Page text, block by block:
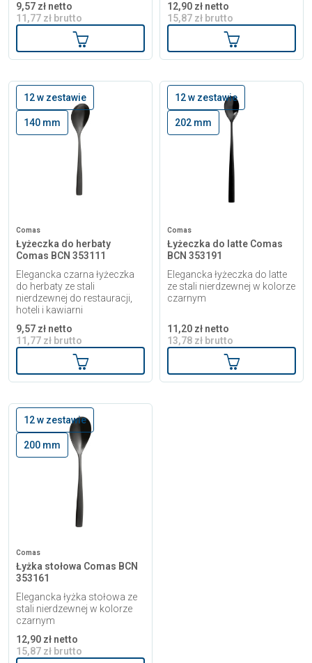
9,57 zł netto
11,77 zł brutto
Dodaj do koszyka
12,90 zł netto
15,87 zł brutto
Dodaj do
12 w zestawie
140 mm
Comas
Łyżeczka do herbaty
Comas BCN 353111
Elegancka czarna łyżeczka
do herbaty ze stali
nierdzewnej do restauracji,
hoteli i kawiarni
9,57 zł netto
11,77 zł brutto
Dodaj do koszyka
12 w zestawie
202 mm
Comas
Łyżeczka do latte Comas
BCN 353191
Elegancka łyżeczka do latte
ze stali nierdzewnej w kolorze
czarnym
11,20 zł netto
13,78 zł brutto
Dodaj do
12 w zestawie
200 mm
Comas
Łyżka stołowa Comas BCN
353161
Elegancka łyżka stołowa ze
stali nierdzewnej w kolorze
czarnym
12,90 zł netto
15,87 zł brutto